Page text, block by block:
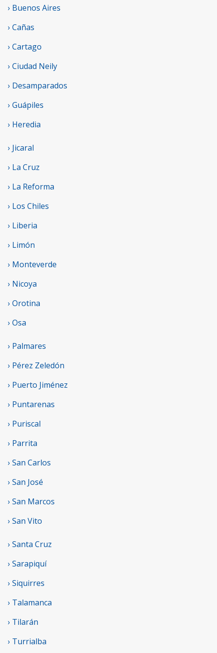
› Buenos Aires
› Cañas
› Cartago
› Ciudad Neily
› Desamparados
› Guápiles
› Heredia
› Jicaral
› La Cruz
› La Reforma
› Los Chiles
› Liberia
› Limón
› Monteverde
› Nicoya
› Orotina
› Osa
› Palmares
› Pérez Zeledón
› Puerto Jiménez
› Puntarenas
› Puriscal
› Parrita
› San Carlos
› San José
› San Marcos
› San Vito
› Santa Cruz
› Sarapiquí
› Siquirres
› Talamanca
› Tilarán
› Turrialba